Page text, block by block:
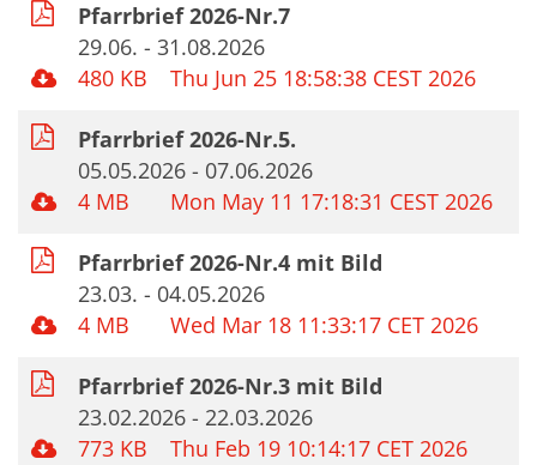
Pfarrbrief 2026-Nr.7
29.06. - 31.08.2026
480 KB
Thu Jun 25 18:58:38 CEST 2026
Pfarrbrief 2026-Nr.5.
05.05.2026 - 07.06.2026
4 MB
Mon May 11 17:18:31 CEST 2026
Pfarrbrief 2026-Nr.4 mit Bild
23.03. - 04.05.2026
4 MB
Wed Mar 18 11:33:17 CET 2026
Pfarrbrief 2026-Nr.3 mit Bild
23.02.2026 - 22.03.2026
773 KB
Thu Feb 19 10:14:17 CET 2026